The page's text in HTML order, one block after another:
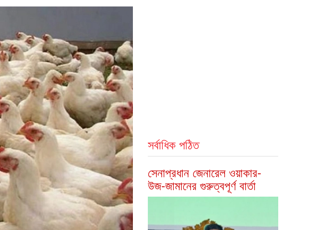
সর্বাধিক পঠিত
সেনাপ্রধান জেনারেল ওয়াকার-
উজ-জামানের গুরুত্বপূর্ণ বার্তা